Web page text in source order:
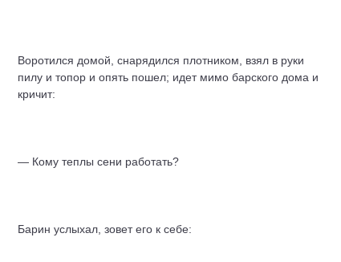
Воротился домой, снарядился плотником, взял в руки
пилу и топор и опять пошел; идет мимо барского дома и
кричит:
— Кому теплы сени работать?
Барин услыхал, зовет его к себе: